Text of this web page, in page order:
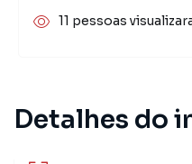
Detalhes do
11 pessoas